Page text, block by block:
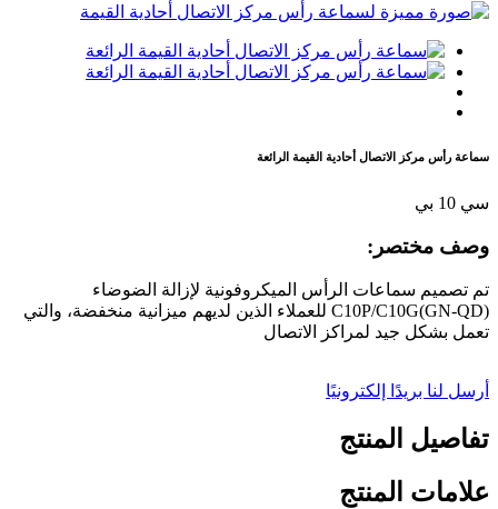
سماعة رأس مركز الاتصال أحادية القيمة الرائعة
سي 10 بي
وصف مختصر:
تم تصميم سماعات الرأس الميكروفونية لإزالة الضوضاء
C10P/C10G(GN-QD) للعملاء الذين لديهم ميزانية منخفضة، والتي
تعمل بشكل جيد لمراكز الاتصال
أرسل لنا بريدًا إلكترونيًا
تفاصيل المنتج
علامات المنتج